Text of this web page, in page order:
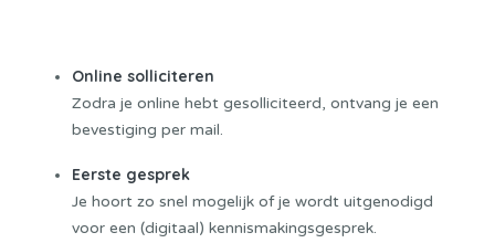
Online solliciteren
Zodra je online hebt gesolliciteerd, ontvang je een
bevestiging per mail.
Eerste gesprek
Je hoort zo snel mogelijk of je wordt uitgenodigd
voor een (digitaal) kennismakingsgesprek.